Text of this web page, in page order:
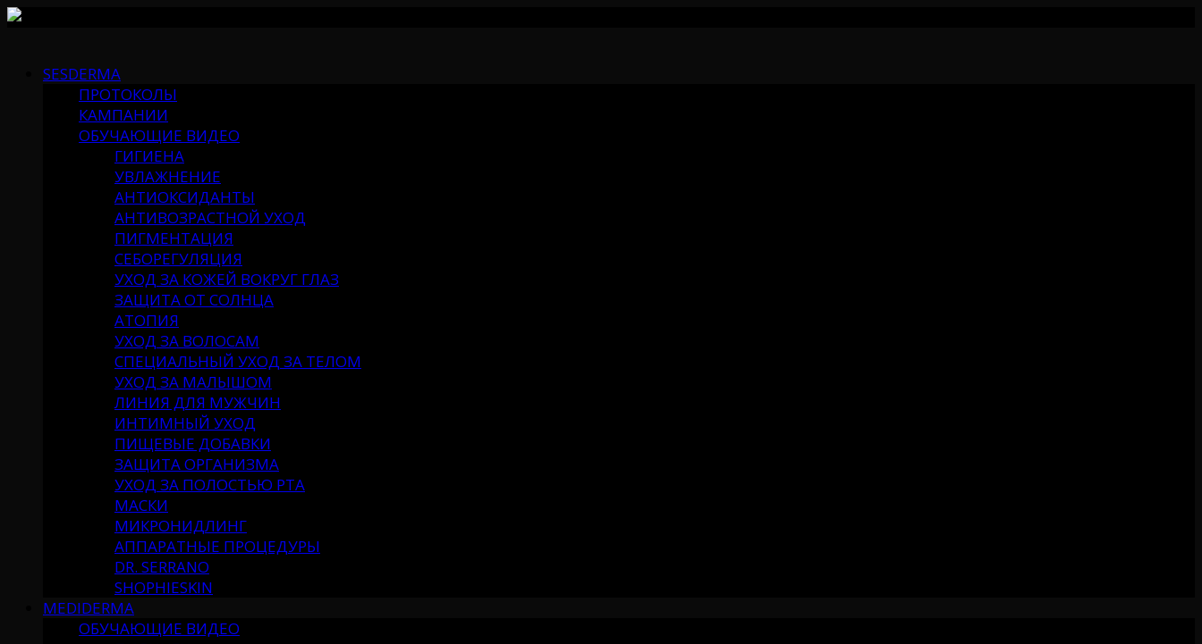
contentSESDERMA
ПРОТОКОЛЫ
КАМПАНИИ
ОБУЧАЮЩИЕ ВИДЕО
ГИГИЕНА
УВЛАЖНЕНИЕ
АНТИОКСИДАНТЫ
АНТИВОЗРАСТНОЙ УХОД
ПИГМЕНТАЦИЯ
СЕБОРЕГУЛЯЦИЯ
УХОД ЗА КОЖЕЙ ВОКРУГ ГЛАЗ
ЗАЩИТА ОТ СОЛНЦА
АТОПИЯ
УХОД ЗА ВОЛОСАМ
СПЕЦИАЛЬНЫЙ УХОД ЗА ТЕЛОМ
УХОД ЗА МАЛЫШОМ
ЛИНИЯ ДЛЯ МУЖЧИН
ИНТИМНЫЙ УХОД
ПИЩЕВЫЕ ДОБАВКИ
ЗАЩИТА ОРГАНИЗМА
УХОД ЗА ПОЛОСТЬЮ РТА
МАСКИ
МИКРОНИДЛИНГ
АППАРАТНЫЕ ПРОЦЕДУРЫ
DR. SERRANO
SHOPHIESKIN
MEDIDERMA
ОБУЧАЮЩИЕ ВИДЕО